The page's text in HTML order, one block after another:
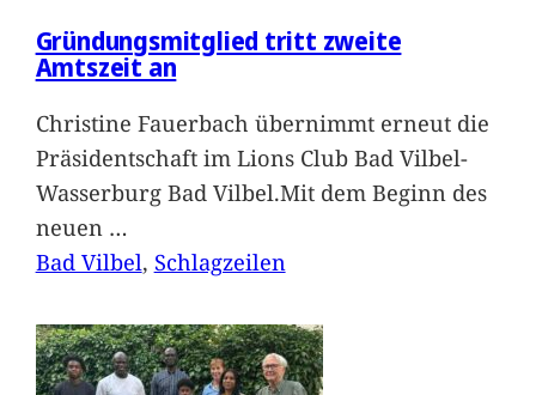
Gründungsmitglied tritt zweite
Amtszeit an
Christine Fauerbach übernimmt erneut die
Präsidentschaft im Lions Club Bad Vilbel-
Wasserburg Bad Vilbel.Mit dem Beginn des
neuen …
Bad Vilbel, Schlagzeilen